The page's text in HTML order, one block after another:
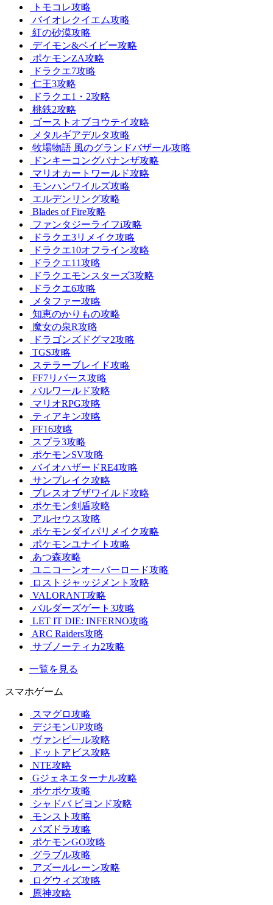
トモコレ攻略
バイオレクイエム攻略
紅の砂漠攻略
デイモン&ベイビー攻略
ポケモンZA攻略
ドラクエ7攻略
仁王3攻略
ドラクエ1・2攻略
桃鉄2攻略
ゴーストオブヨウテイ攻略
メタルギアデルタ攻略
牧場物語 風のグランドバザール攻略
ドンキーコングバナンザ攻略
マリオカートワールド攻略
モンハンワイルズ攻略
エルデンリング攻略
Blades of Fire攻略
ファンタジーライフi攻略
ドラクエ3リメイク攻略
ドラクエ10オフライン攻略
ドラクエ11攻略
ドラクエモンスターズ3攻略
ドラクエ6攻略
メタファー攻略
知恵のかりもの攻略
魔女の泉R攻略
ドラゴンズドグマ2攻略
TGS攻略
ステラーブレイド攻略
FF7リバース攻略
パルワールド攻略
マリオRPG攻略
ティアキン攻略
FF16攻略
スプラ3攻略
ポケモンSV攻略
バイオハザードRE4攻略
サンブレイク攻略
ブレスオブザワイルド攻略
ポケモン剣盾攻略
アルセウス攻略
ポケモンダイパリメイク攻略
ポケモンユナイト攻略
あつ森攻略
ユニコーンオーバーロード攻略
ロストジャッジメント攻略
VALORANT攻略
バルダーズゲート3攻略
LET IT DIE: INFERNO攻略
ARC Raiders攻略
サブノーティカ2攻略
一覧を見る
スマホゲーム
スマグロ攻略
デジモンUP攻略
ヴァンピール攻略
ドットアビス攻略
NTE攻略
Gジェネエターナル攻略
ポケポケ攻略
シャドバ ビヨンド攻略
モンスト攻略
パズドラ攻略
ポケモンGO攻略
グラブル攻略
アズールレーン攻略
ログウィズ攻略
原神攻略